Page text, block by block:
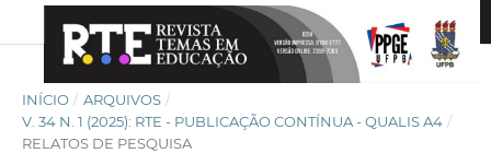
INÍCIO / ARQUIVOS /
V. 34 N. 1 (2025): RTE - PUBLICAÇÃO CONTÍNUA - QUALIS A4 /
RELATOS DE PESQUISA